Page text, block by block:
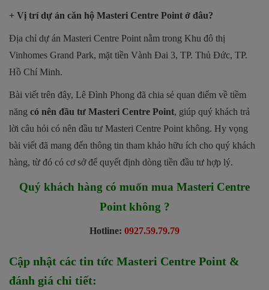
+ Vị trí dự án căn hộ Masteri Centre Point ở đâu?
Địa chỉ dự án Masteri Centre Point nằm trong Khu đô thị
Vinhomes Grand Park, mặt tiền Vành Đai 3, TP. Thủ Đức, TP.
Hồ Chí Minh.
Bài viết trên đây, Lê Đình Phong đã chia sẻ quan điểm về tiềm
năng có nên đầu tư Masteri Centre Point, giúp quý khách trả
lời câu hỏi có nên đầu tư Masteri Centre Point không. Hy vọng
bài viết đã mang đến thông tin tham khảo hữu ích cho quý khách
hàng, từ đó có cơ sở để quyết định dòng tiền đầu tư hợp lý.
Quý khách hàng có muốn mua Masteri Centre
Point không ?
Hotline: 0927.59.79.79
Cập nhật các tin tức Masteri Centre Point &
đánh giá chi tiết: